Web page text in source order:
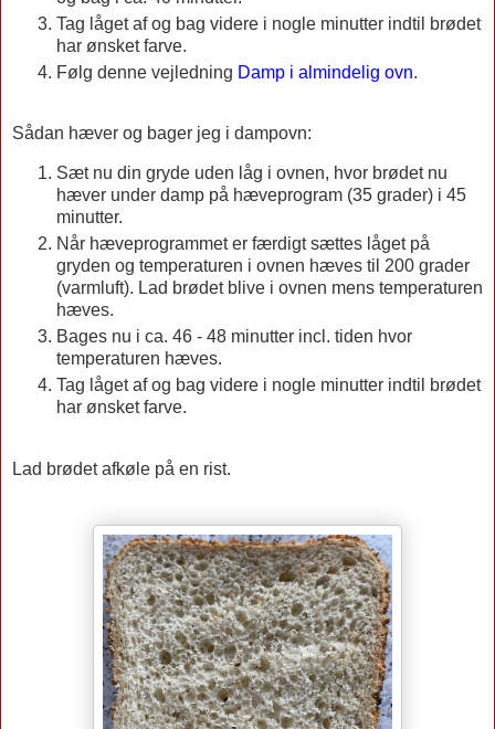
Tag låget af og bag videre i nogle minutter indtil brødet
har ønsket farve.
Følg denne vejledning Damp i almindelig ovn.
Sådan hæver og bager jeg i dampovn:
Sæt nu din gryde uden låg i ovnen, hvor brødet nu
hæver under damp på hæveprogram (35 grader) i 45
minutter.
Når hæveprogrammet er færdigt sættes låget på
gryden og temperaturen i ovnen hæves til 200 grader
(varmluft). Lad brødet blive i ovnen mens temperaturen
hæves.
Bages nu i ca. 46 - 48 minutter incl. tiden hvor
temperaturen hæves.
Tag låget af og bag videre i nogle minutter indtil brødet
har ønsket farve.
Lad brødet afkøle på en rist.